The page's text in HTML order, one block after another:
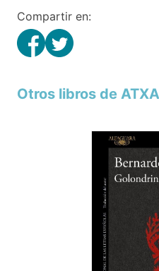
Compartir en:
Otros libros de